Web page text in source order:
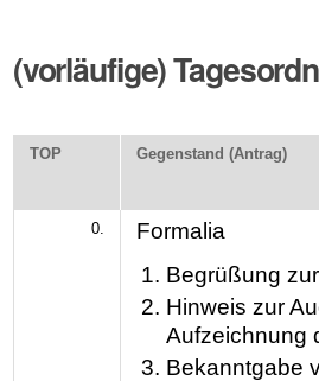
(vorläufige)
TOP Gegenstand (Antrag)
0.
Formalia
Begrüßung
Hinweis zur
Aufzeichnung
Bekanntgabe